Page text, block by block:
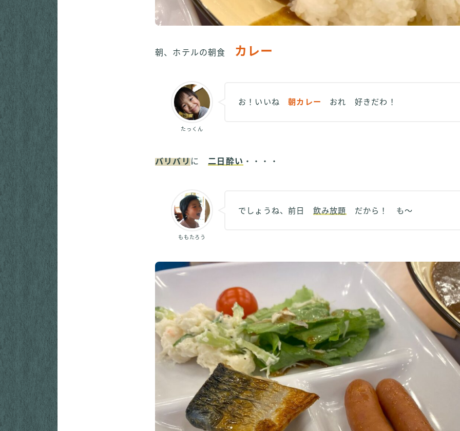
朝、ホテルの朝食 カレー
たっくん
お！いいね朝カレー おれ 好きだわ！
バリバリ に二日酔い ・・・・
ももたろう
でしょうね、前日 飲み放題 だから！ も～